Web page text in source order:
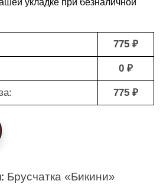
укладке при безналичной
775 ₽
0 ₽
775 ₽
Брусчатка «Бикини»